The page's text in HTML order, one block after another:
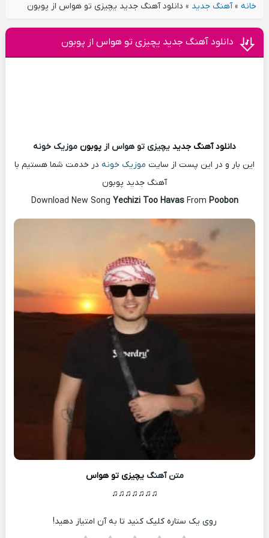
خانه»آهنگ جدید » دانلود آهنگ جدید یچیزی تو هواس از پوبون
دانلود آهنگ جدید یچیزی تو هواس از پوبون
دانلود آهنگ جدید یچیزی تو هواس از پوبون موزیک خونه
این بار و در این پست از سایت موزیک خونه در خدمت شما هستیم با
آهنگ جدید پوبون
Download New Song Yechizi Too HavasFrom Poobon
متن آهنگ یچیزی تو هواس
♫♫♫♫♫♫♫
روی یک ستاره کلیک کنید تا به آن امتیاز دهید!